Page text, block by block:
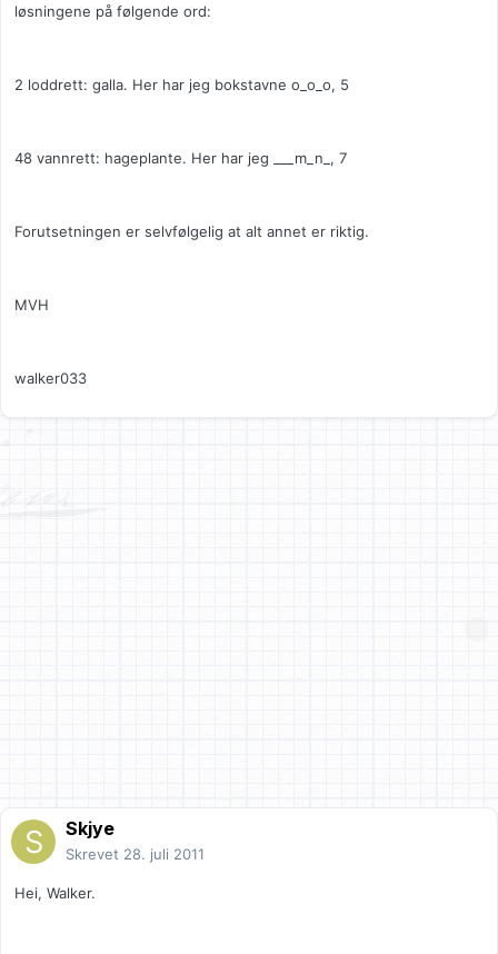
løsningene på følgende ord:
2 loddrett: galla. Her har jeg bokstavne o_o_o, 5
48 vannrett: hageplante. Her har jeg ___m_n_, 7
Forutsetningen er selvfølgelig at alt annet er riktig.
MVH
walker033
Skjye
Skrevet 28. juli 2011
Hei, Walker.